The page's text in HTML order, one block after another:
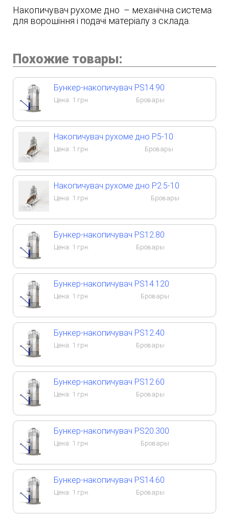
Накопичувач рухоме дно – механічна система
для ворошіння і подачі матеріалу з склада.
Похожие товары:
Бункер-накопичувач PS14.90
Цена: 1 грн. Бровары
Накопичувач рухоме дно P5-10
Цена: 1 грн. Бровары
Накопичувач рухоме дно P2.5-10
Цена: 1 грн. Бровары
Бункер-накопичувач PS12.80
Цена: 1 грн. Бровары
Бункер-накопичувач PS14.120
Цена: 1 грн. Бровары
Бункер-накопичувач PS12.40
Цена: 1 грн. Бровары
Бункер-накопичувач PS12.60
Цена: 1 грн. Бровары
Бункер-накопичувач PS20.300
Цена: 1 грн. Бровары
Бункер-накопичувач PS14.60
Цена: 1 грн. Бровары